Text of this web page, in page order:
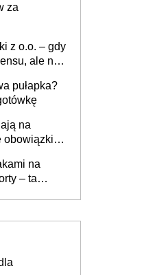
za
z o.o. – gdy
ale nie
pułapka?
na
obowiązki w
na
– ta